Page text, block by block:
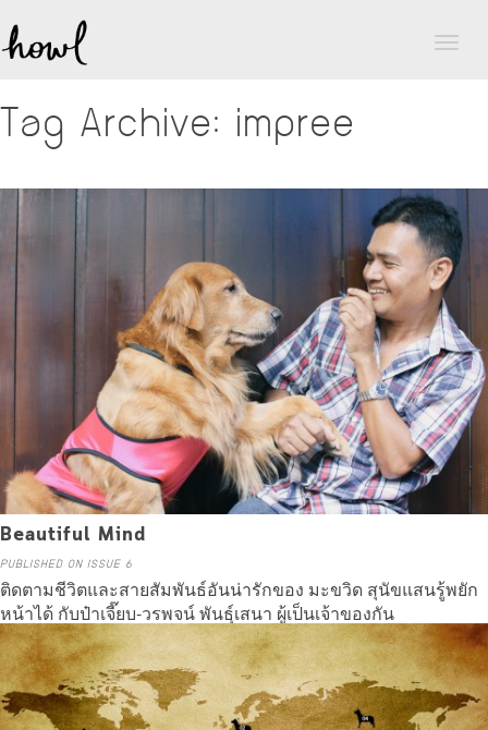
Tag Archive: impree
Beautiful Mind
PUBLISHED ON ISSUE 6
ติดตามชีวิตและสายสัมพันธ์อันน่ารักของ มะขวิด สุนัขแสนรู้พยัก
หน้าได้ กับป๋าเจี๊ยบ-วรพจน์ พันธุ์เสนา ผู้เป็นเจ้าของกัน
Read more